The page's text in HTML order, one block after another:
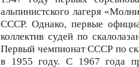
альпинистского лагеря
СССР. Однако, первые
коллектив судей по
Первый чемпионат СССР по
в 1955 году. С 1967 года